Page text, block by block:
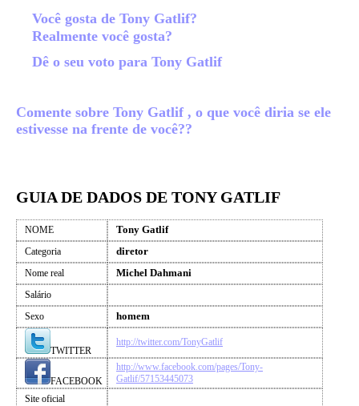
Você gosta de Tony Gatlif?
Realmente você gosta?
Dê o seu voto para Tony Gatlif
Comente sobre Tony Gatlif , o que você diria se ele
estivesse na frente de você??
GUIA DE DADOS DE TONY GATLIF
NOME Tony Gatlif
Categoria diretor
Nome real Michel Dahmani
Salário
Sexo
homem
TWITTER
http://twitter.com/TonyGatlif
FACEBOOK
http://www.facebook.com/pages/Tony-
Gatlif/57153445073
Site oficial